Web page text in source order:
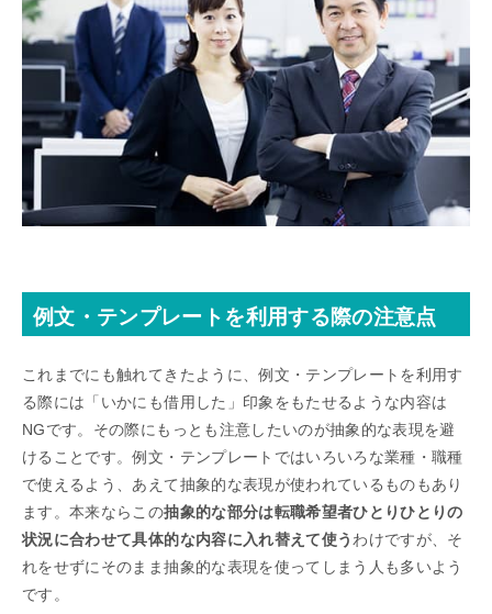
例文・テンプレートを利用する際の注意点
これまでにも触れてきたように、例文・テンプレートを利用す
る際には「いかにも借用した」印象をもたせるような内容は
NGです。その際にもっとも注意したいのが抽象的な表現を避
けることです。例文・テンプレートではいろいろな業種・職種
で使えるよう、あえて抽象的な表現が使われているものもあり
ます。本来ならこの抽象的な部分は転職希望者ひとりひとりの
状況に合わせて具体的な内容に入れ替えて使う わけですが、そ
れをせずにそのまま抽象的な表現を使ってしまう人も多いよう
です。